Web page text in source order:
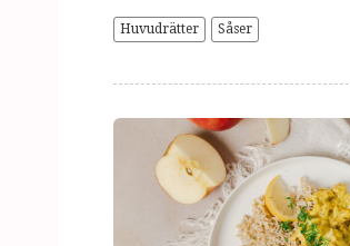
Huvudrätter Såser